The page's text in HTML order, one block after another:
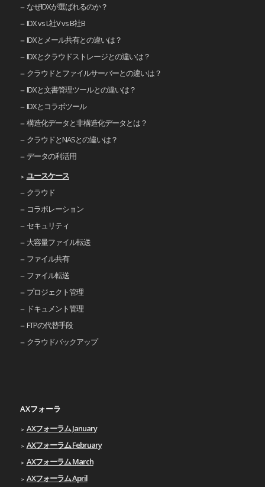
なぜIDXが選ばれるのか？
IDX vs L社V vs B社B
IDXとメール共有との違いは？
IDXとクラウドストレージとの違いは？
クラウドとファイルサーバーとの違いは？
IDXと文書管理ツールとの違いは？
IDXとコラボツール
構造化データと非構造化データとは？
クラウドとNASとの違いは？
データの利活用
ユースケース
クラウド
コラボレーション
セキュリティ
大容量ファイル転送
ファイル共有
ファイル転送
プロジェクト管理
ドキュメント管理
FTPの代替手段
クラウドバックアップ
AXフォーラ
AXフォーラム January
AXフォーラム February
AXフォーラム March
AXフォーラム April